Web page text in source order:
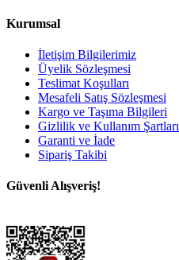
Kurumsal
İletişim Bilgilerimiz
Üyelik Sözleşmesi
Teslimat Koşulları
Mesafeli Satış Sözleşmesi
Kargo ve Taşıma Bilgileri
Gizlilik ve Kullanım Şartları
Garanti ve İade
Sipariş Takibi
Güvenli Alışveriş!